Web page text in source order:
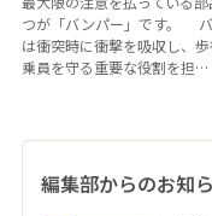
つが「バンパー」です。
は衝突時に衝撃を吸収し、
乗員を守る重要な役割を担…
編集部からのお知